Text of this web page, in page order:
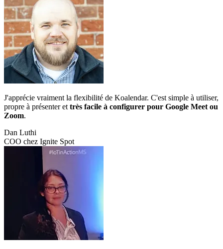
J'apprécie vraiment la flexibilité de Koalendar. C'est simple à utiliser,
propre à présenter et très facile à configurer pour Google Meet ou
Zoom.
Dan Luthi
COO chez Ignite Spot